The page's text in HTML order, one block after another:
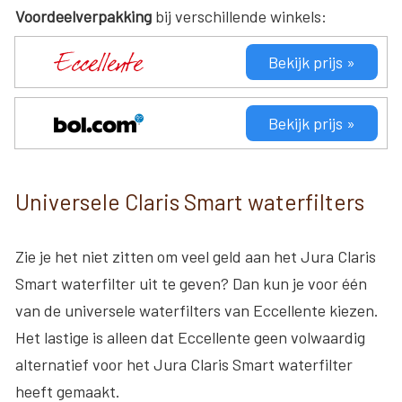
Voordeelverpakking bij verschillende winkels:
Bekijk prijs »
Bekijk prijs »
Universele Claris Smart waterfilters
Zie je het niet zitten om veel geld aan het Jura Claris
Smart waterfilter uit te geven? Dan kun je voor één
van de universele waterfilters van Eccellente kiezen.
Het lastige is alleen dat Eccellente geen volwaardig
alternatief voor het Jura Claris Smart waterfilter
heeft gemaakt.